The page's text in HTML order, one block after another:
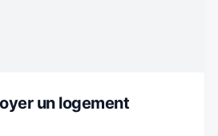
un logement